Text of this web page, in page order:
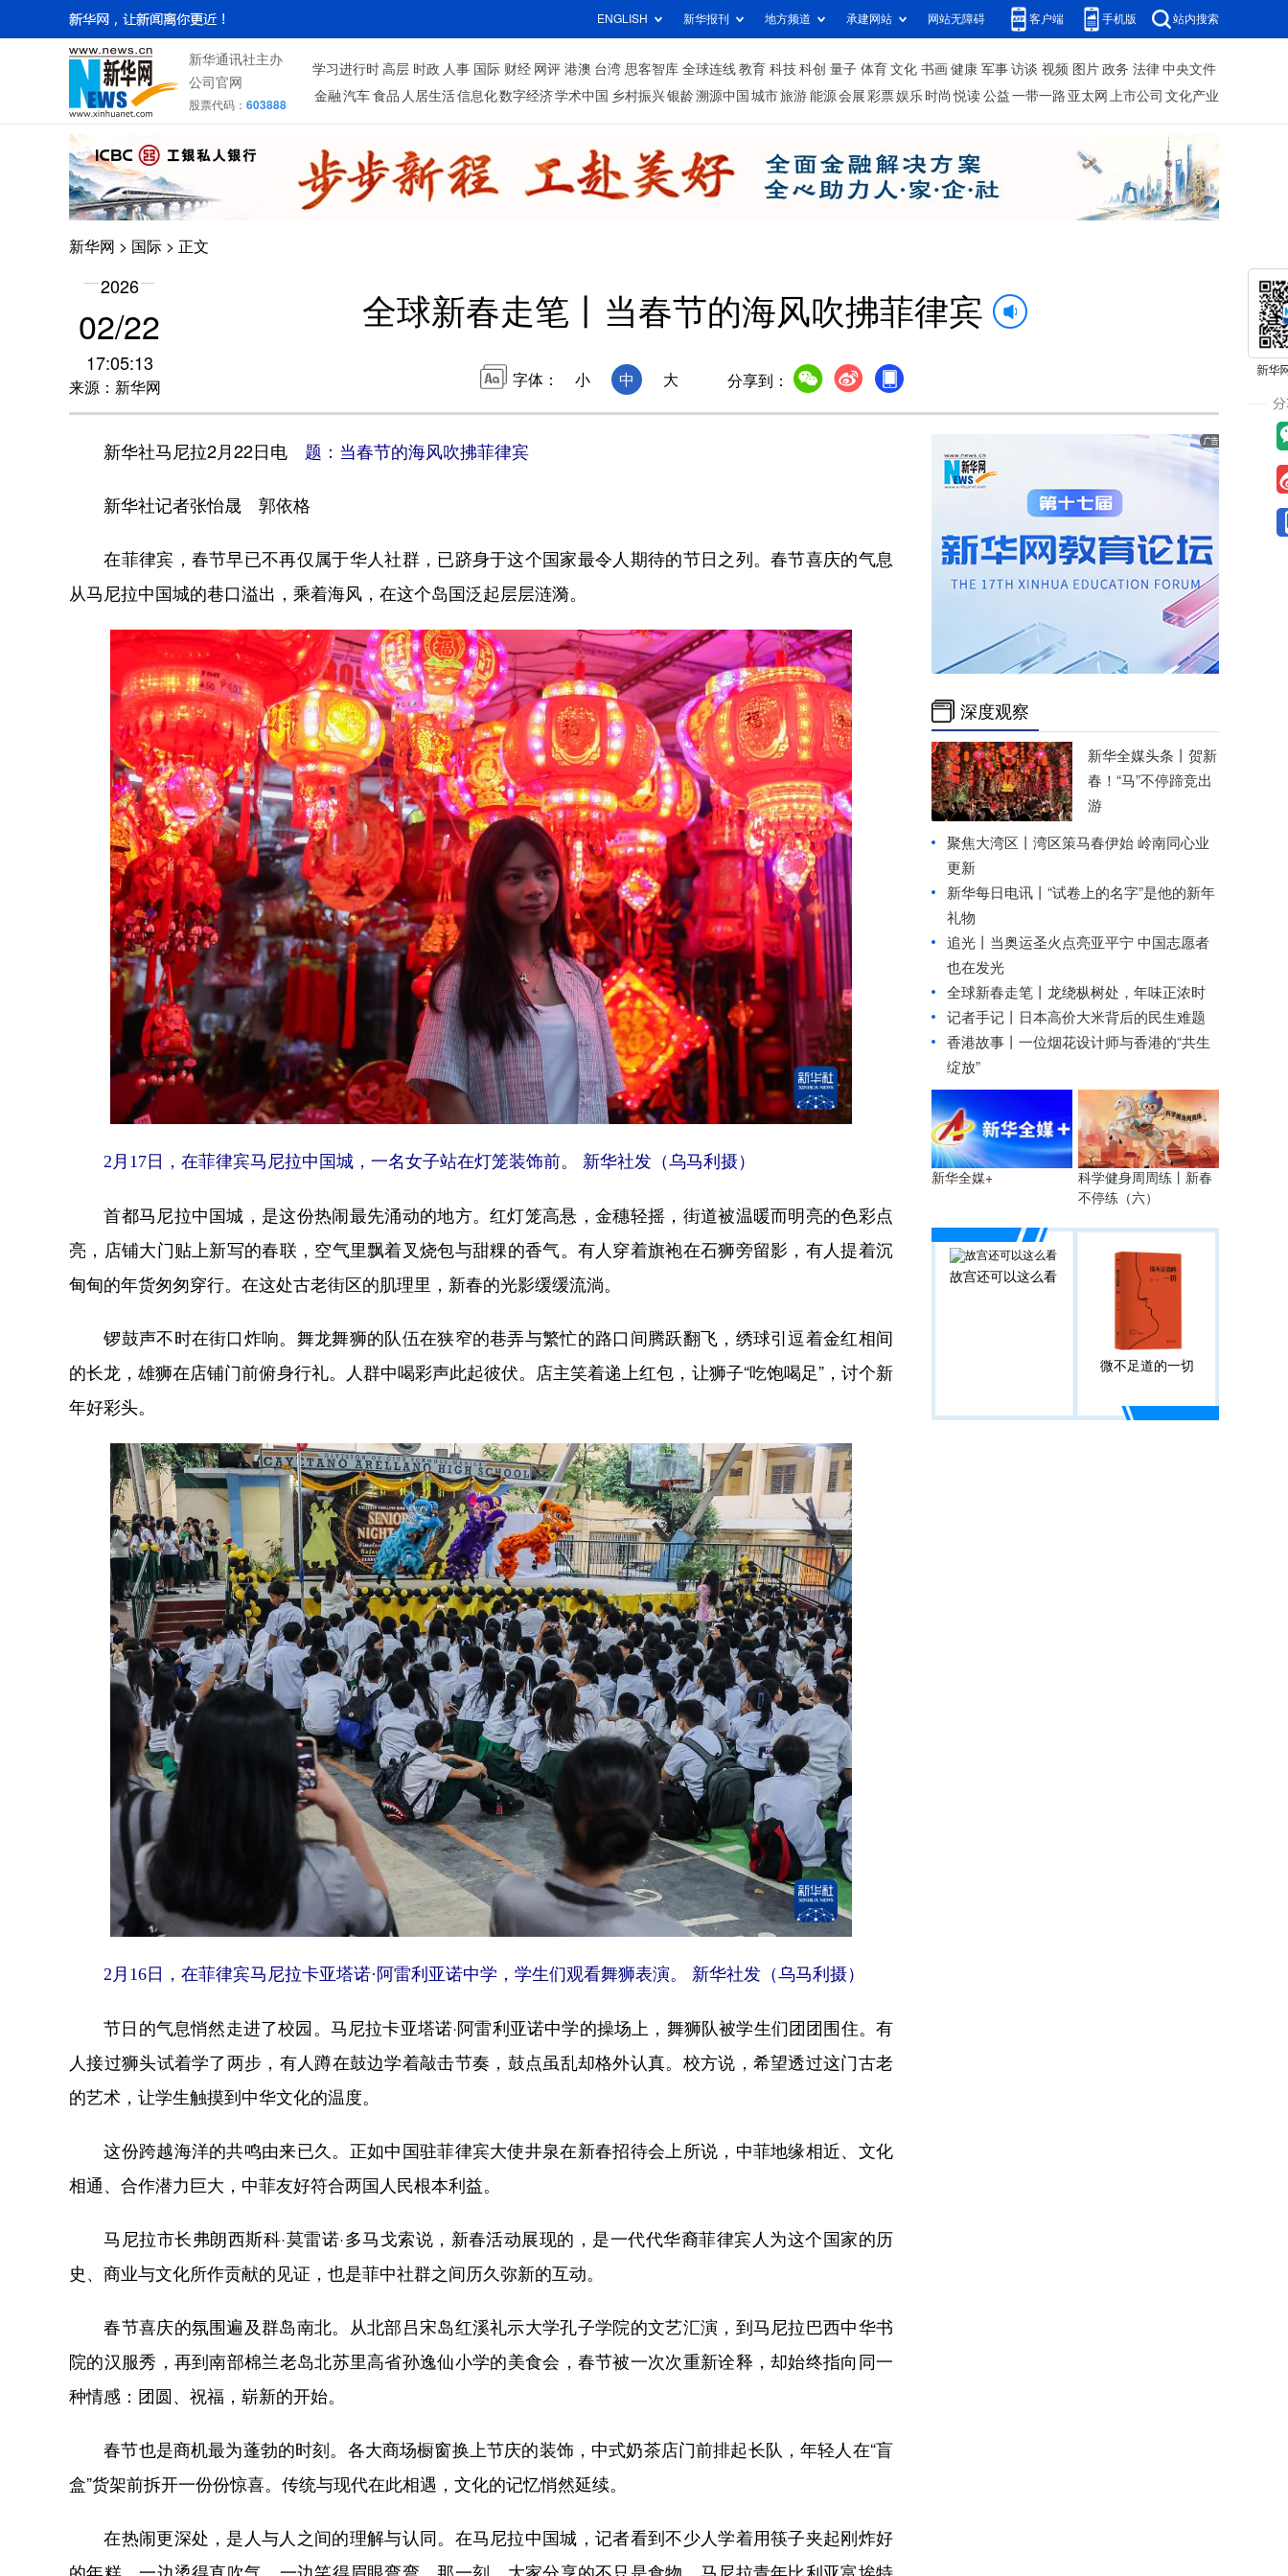
ENGLISH 新华报刊 地方频道 承建网站 网站无障碍 客户端 手机版 站内搜索
新华通讯社主办
公司官网
股票代码： 603888
学习进行时 高层 时政 人事 国际 财经 网评 港澳 台湾 思客智库 全球连线 教育 科技 科创 量子 体育 文化 书画 健康 军事 访谈 视频 图片 政务 法律 中央文件
金融 汽车 食品 人居生活信息化数字经济学术中国 乡村振兴银龄溯源中国 城市旅游 能源 会展 彩票娱乐 时尚 悦读 公益 一带一路 亚太网 上市公司 文化产业
新华网 > 国际 > 正文
2026
02/22
17:05:13
来源：新华网
全球新春走笔丨当春节的海风吹拂菲律宾
字体： 小 中 大 分享到：
新华社马尼拉2月22日电 题：当春节的海风吹拂菲律宾
新华社记者张怡晟 郭依格
在菲律宾，春节早已不再仅属于华人社群，已跻身于这个国家最令人期待的节日之列。春节喜庆的气息
从马尼拉中国城的巷口溢出，乘着海风，在这个岛国泛起层层涟漪。
2月17日，在菲律宾马尼拉中国城，一名女子站在灯笼装饰前。 新华社发（乌马利摄）
首都马尼拉中国城，是这份热闹最先涌动的地方。红灯笼高悬，金穗轻摇，街道被温暖而明亮的色彩点
亮，店铺大门贴上新写的春联，空气里飘着叉烧包与甜粿的香气。有人穿着旗袍在石狮旁留影，有人提着沉
甸甸的年货匆匆穿行。在这处古老街区的肌理里，新春的光影缓缓流淌。
锣鼓声不时在街口炸响。舞龙舞狮的队伍在狭窄的巷弄与繁忙的路口间腾跃翻飞，绣球引逗着金红相间
的长龙，雄狮在店铺门前俯身行礼。人群中喝彩声此起彼伏。店主笑着递上红包，让狮子“吃饱喝足”，讨个新
年好彩头。
2月16日，在菲律宾马尼拉卡亚塔诺·阿雷利亚诺中学，学生们观看舞狮表演。 新华社发（乌马利摄）
节日的气息悄然走进了校园。马尼拉卡亚塔诺·阿雷利亚诺中学的操场上，舞狮队被学生们团团围住。有
人接过狮头试着学了两步，有人蹲在鼓边学着敲击节奏，鼓点虽乱却格外认真。校方说，希望透过这门古老
的艺术，让学生触摸到中华文化的温度。
这份跨越海洋的共鸣由来已久。正如中国驻菲律宾大使井泉在新春招待会上所说，中菲地缘相近、文化
相通、合作潜力巨大，中菲友好符合两国人民根本利益。
马尼拉市长弗朗西斯科·莫雷诺·多马戈索说，新春活动展现的，是一代代华裔菲律宾人为这个国家的历
史、商业与文化所作贡献的见证，也是菲中社群之间历久弥新的互动。
春节喜庆的氛围遍及群岛南北。从北部吕宋岛红溪礼示大学孔子学院的文艺汇演，到马尼拉巴西中华书
院的汉服秀，再到南部棉兰老岛北苏里高省孙逸仙小学的美食会，春节被一次次重新诠释，却始终指向同一
种情感：团圆、祝福，崭新的开始。
春节也是商机最为蓬勃的时刻。各大商场橱窗换上节庆的装饰，中式奶茶店门前排起长队，年轻人在“盲
盒”货架前拆开一份份惊喜。传统与现代在此相遇，文化的记忆悄然延续。
在热闹更深处，是人与人之间的理解与认同。在马尼拉中国城，记者看到不少人学着用筷子夹起刚炸好
深度观察
新华全媒头条丨 贺新
春！“马”不停蹄竞出
游
聚焦大湾区丨 湾区策马春伊始 岭南同心业
更新
新华每日电讯丨 “试卷上的名字”是他的新年
礼物
追光丨 当奥运圣火点亮亚平宁 中国志愿者
也在发光
全球新春走笔丨龙绕枞树处，年味正浓时
记者手记丨日本高价大米背后的民生难题
香港故事丨 一位烟花设计师与香港的“共生
绽放”
新华全媒+
科学健身周周练丨新春
不停练（六）
故宫还可以这么看
微不足道的一切